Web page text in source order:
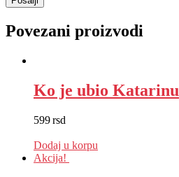
Povezani proizvodi
Ko je ubio Katarinu
599rsd
Dodaj u korpu
Akcija!